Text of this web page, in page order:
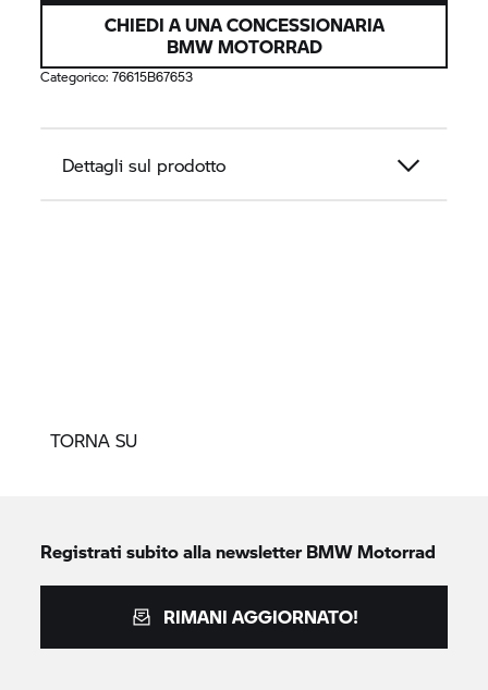
CHIEDI A UNA CONCESSIONARIA
BMW MOTORRAD
Categorico:76615B67653
Dettagli sul prodotto
TORNA SU
Registrati subito alla newsletterBMW Motorrad
RIMANI AGGIORNATO!